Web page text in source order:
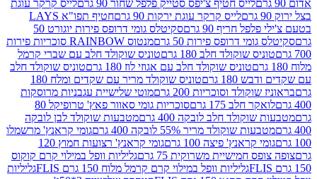
לייס חטיף צ'יפס סטייק פלפל שחור 90 גרם
לייס קרקר עוגת
לייס קרקר עוגת ירקות 90 גרם
חטיף תפו"א LAYS
חריף 90 גרם
סקיטלס גומי דרופס פירות יוגורט 50
דרופס פירות 50 גרם
מנטוס RAINBOW סוכריות פירות
שוקולד חלב 180 גרם
טוניס שוקולד חלב עם שברי קרמל
טוניס שוקולד חלב עם אגוזי לוז 180 גרם
טוניס שוקולד חלב
180 גרם
טוניס שוקולד מריר עם שקדים ומלח 180
וסוכריות 200 גרם
מוטי שלישיית עגבניות מרוסקות
חלב 175 גרם
סוכריות גומי סאוור פאץ' טרופיקל 80
חלב לובקה 400 גרם
מטבעות שוקולד לבן לובקה
שוקולד מריר 55% לובקה 400 גרם
גומי קראנץ' מרשמלו
קראנץ' פיצה 100 גרם
גומי קראנץ' רצועות חמוץ 120
חמישיית משרוקית 75 גרם
גליליות וופל במילוי קרם קוקוס
גליליות וופל במילוי קרם קרמל מלוח 150 גרם FLIS
גליליות